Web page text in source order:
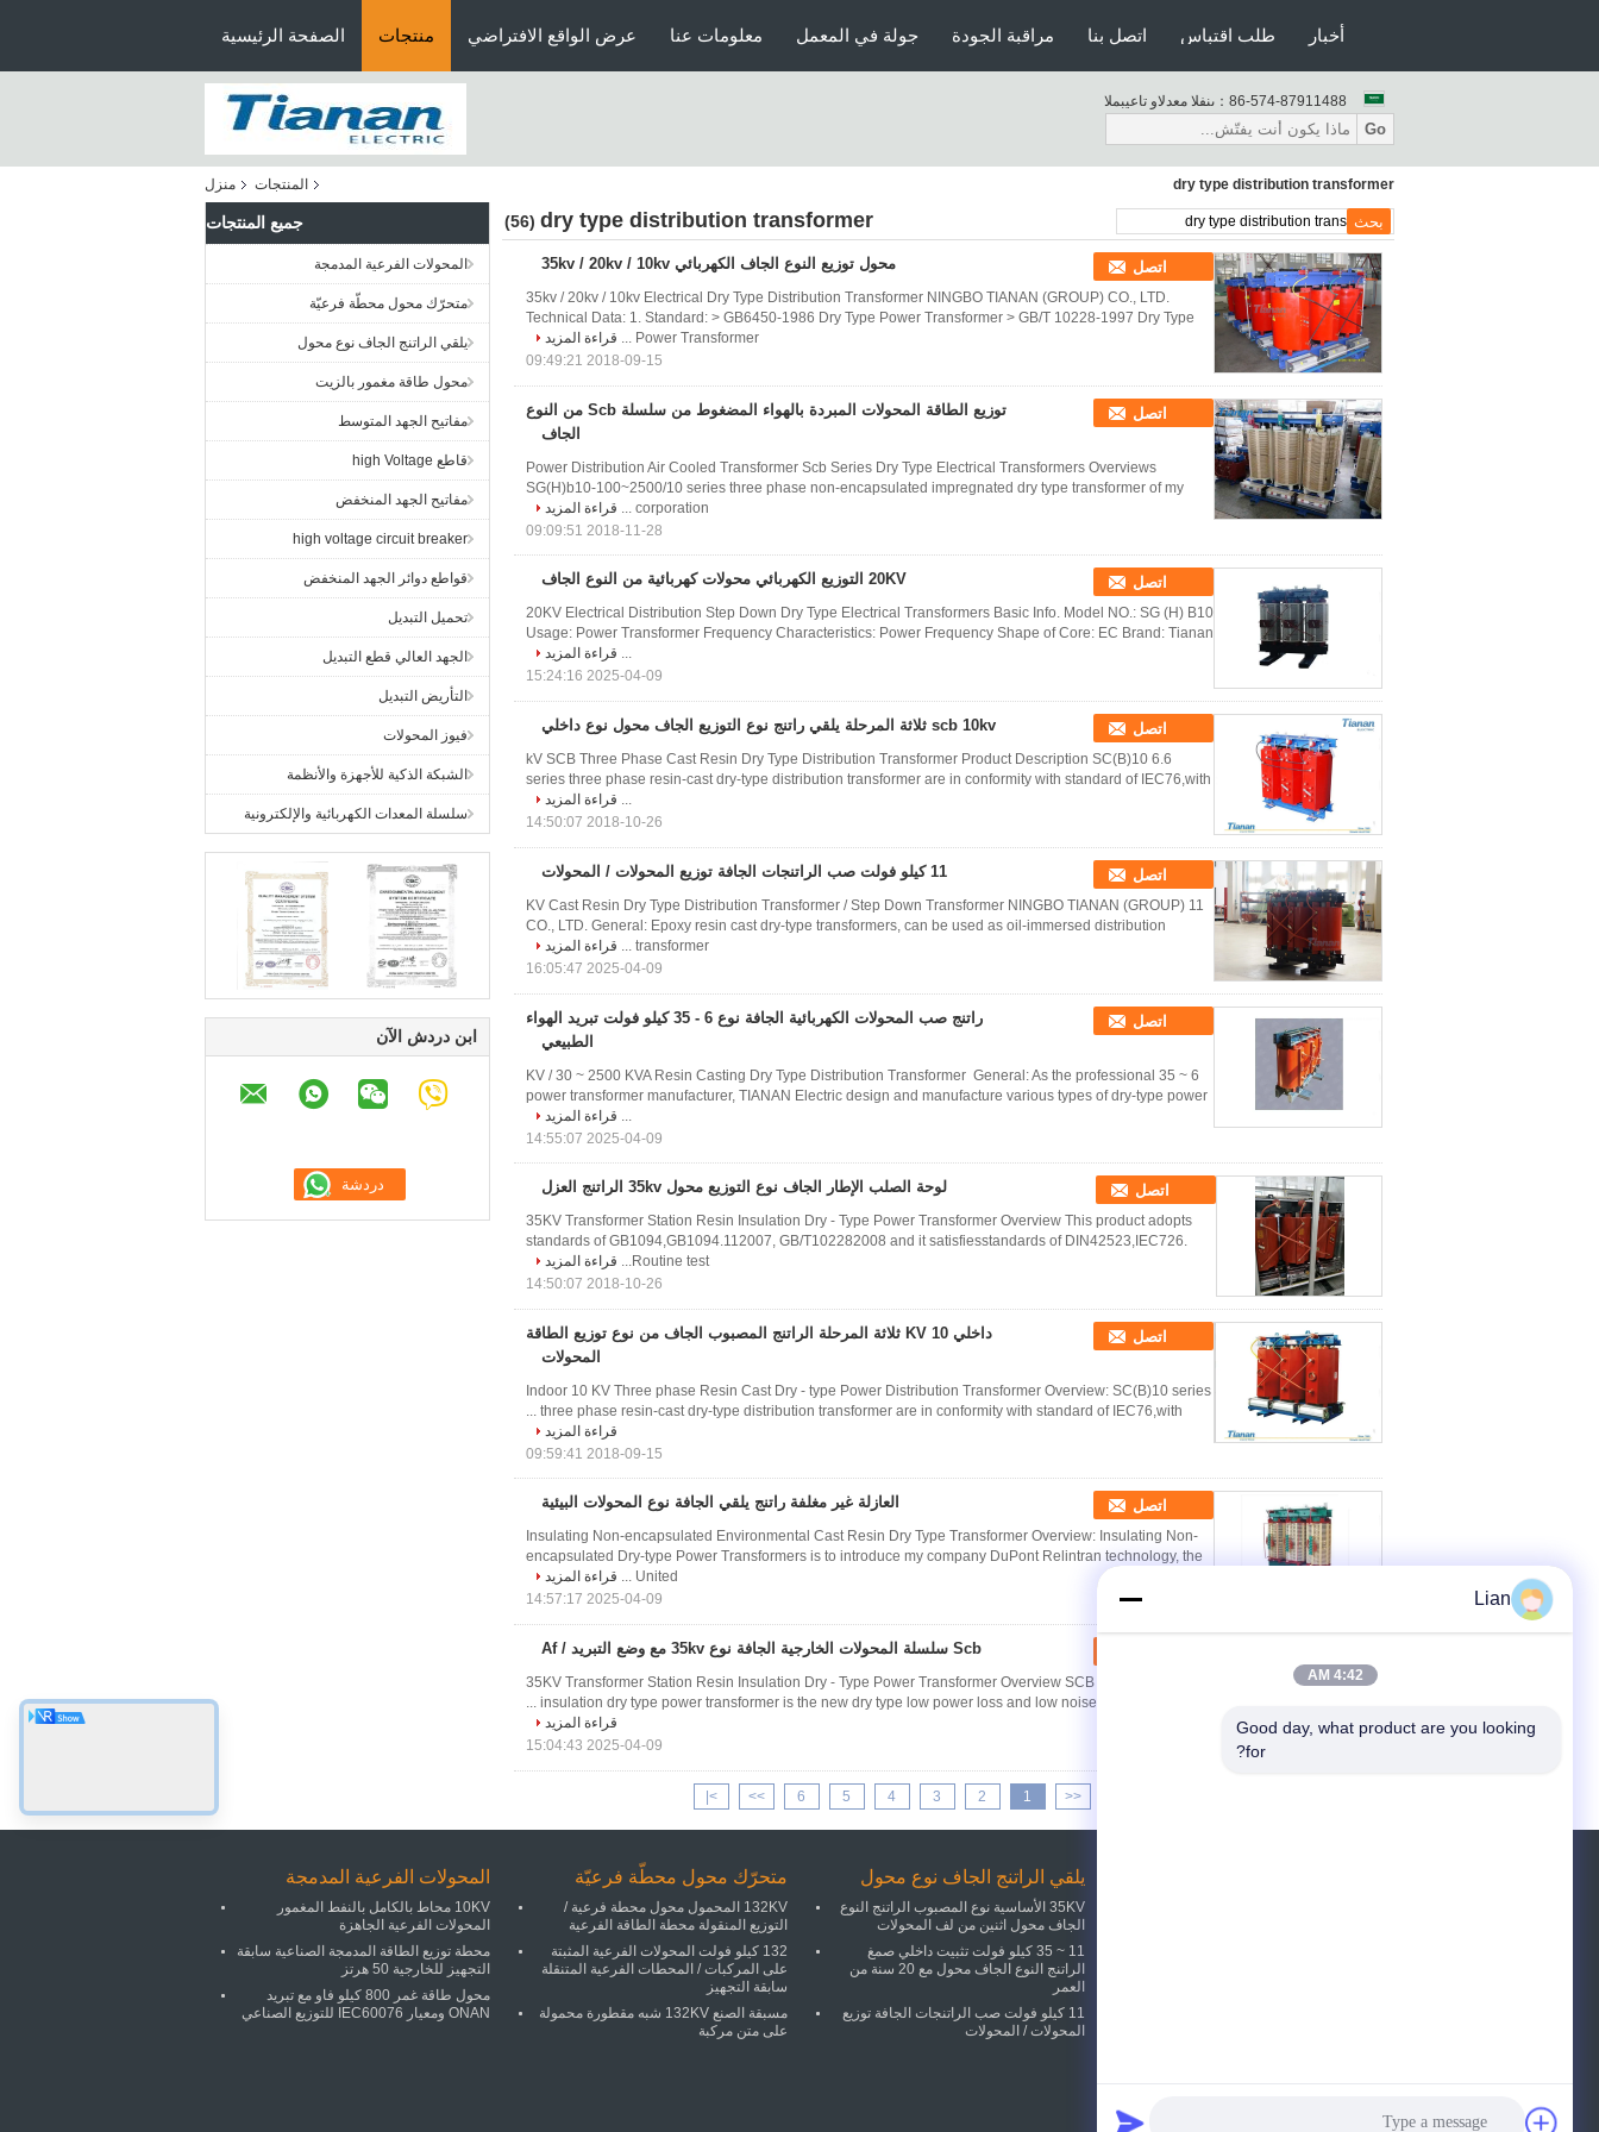
الصفحة الرئيسية منتجات عرض الواقع الافتراضي معلومات عنا جولة في المعمل مراقبة الجودة اتصل بنا طلب اقتباس أخبار
المبيعات والدعم الفنى： 86-574-87911488
Go
منزل المنتجات dry type distribution transformer
جميع المنتجات
المحولات الفرعية المدمجة
متحرّك محول محطّة فرعيّة
يلقي الراتنج الجاف نوع محول
محول طاقة مغمور بالزيت
مفاتيح الجهد المتوسط
قاطع high Voltage
مفاتيح الجهد المنخفض
high voltage circuit breaker
قواطع دوائر الجهد المنخفض
تحميل التبديل
الجهد العالي قطع التبديل
التأريض التبديل
فيوز المحولات
الشبكة الذكية للأجهزة والأنظمة
سلسلة المعدات الكهربائية والإلكترونية
ابن دردش الآن
dry type distribution transformer
(56)
محول توزيع النوع الجاف الكهربائي 35kv / 20kv / 10kv اتصل
35kv / 20kv / 10kv Electrical Dry Type Distribution Transformer NINGBO TIANAN (GROUP) CO., LTD.
Technical Data: 1. Standard: > GB6450-1986 Dry Type Power Transformer > GB/T 10228-1997 Dry Type
Power Transformer ...
قراءة المزيد
2018-09-15 09:49:21
توزيع الطاقة المحولات المبردة بالهواء المضغوط من سلسلة Scb من النوع
الجاف
اتصل
Power Distribution Air Cooled Transformer Scb Series Dry Type Electrical Transformers Overviews
SG(H)b10-100~2500/10 series three phase non-encapsulated impregnated dry type transformer of my
corporation ...
قراءة المزيد
2018-11-28 09:09:51
20KV التوزيع الكهربائي محولات كهربائية من النوع الجاف اتصل
20KV Electrical Distribution Step Down Dry Type Electrical Transformers Basic Info. Model NO.: SG (H) B10
Usage: Power Transformer Frequency Characteristics: Power Frequency Shape of Core: EC Brand: Tianan
... قراءة المزيد
2025-04-09 15:24:16
scb 10kv ثلاثة المرحلة يلقي راتنج نوع التوزيع الجاف محول نوع داخلي اتصل
6.6 kV SCB Three Phase Cast Resin Dry Type Distribution Transformer Product Description SC(B)10
series three phase resin-cast dry-type distribution transformer are in conformity with standard of IEC76,with
... قراءة المزيد
2018-10-26 14:50:07
11 كيلو فولت صب الراتنجات الجافة توزيع المحولات / المحولات اتصل
11 KV Cast Resin Dry Type Distribution Transformer / Step Down Transformer NINGBO TIANAN (GROUP)
CO., LTD. General: Epoxy resin cast dry-type transformers, can be used as oil-immersed distribution
transformer ...
قراءة المزيد
2025-04-09 16:05:47
راتنج صب المحولات الكهربائية الجافة نوع 6 - 35 كيلو فولت تبريد الهواء
الطبيعي
اتصل
6 ~ 35 KV / 30 ~ 2500 KVA Resin Casting Dry Type Distribution Transformer ​ General: As the professional
power transformer manufacturer, TIANAN Electric design and manufacture various types of dry-type power
... قراءة المزيد
2025-04-09 14:55:07
لوحة الصلب الإطار الجاف نوع التوزيع محول 35kv الراتنج العزل اتصل
35KV Transformer Station Resin Insulation Dry - Type Power Transformer Overview This product adopts
standards of GB1094,GB1094.112007, GB/T102282008 and it satisfiesstandards of DIN42523,IEC726.
Routine test...
قراءة المزيد
2018-10-26 14:50:07
داخلي 10 KV ثلاثة المرحلة الراتنج المصبوب الجاف من نوع توزيع الطاقة
المحولات
اتصل
Indoor 10 KV Three phase Resin Cast Dry - type Power Distribution Transformer​ Overview: SC(B)10 series
three phase resin-cast dry-type distribution transformer are in conformity with standard of IEC76,with ...
قراءة المزيد
2018-09-15 09:59:41
العازلة غير مغلفة راتنج يلقي الجافة نوع المحولات البيئية اتصل
Insulating Non-encapsulated Environmental Cast Resin Dry Type Transformer Overview: Insulating Non-
encapsulated Dry-type Power Transformers is to introduce my company DuPont Relintran technology, the
United ...
قراءة المزيد
2025-04-09 14:57:17
Scb سلسلة المحولات الخارجية الجافة نوع 35kv مع وضع التبريد / Af
35KV Transformer Station Resin Insulation Dry - Type Power Transformer Overview SCB series resin
insulation dry type power transformer is the new dry type low power loss and low noise, it imported FRVT ...
قراءة المزيد
2025-04-09 15:04:43
<<
1
2
3
4
5
6
>>
>|
المحولات الفرعية المدمجة
10KV محاط بالكامل بالنفط المغمور
المحولات الفرعية الجاهزة
محطة توزيع الطاقة المدمجة الصناعية سابقة
التجهيز للخارجية 50 هرتز
محول طاقة غمر 800 كيلو فاو مع تبريد
ONAN ومعيار IEC60076 للتوزيع الصناعي
متحرّك محول محطّة فرعيّة
132KV المحمول محول محطة فرعية /
التوزيع المنقولة محطة الطاقة الفرعية
132 كيلو فولت المحولات الفرعية المثبتة
على المركبات / المحطات الفرعية المتنقلة
سابقة التجهيز
مسبقة الصنع 132KV شبه مقطورة محمولة
على متن مركبة
يلقي الراتنج الجاف نوع محول
35KV الأساسية نوع المصبوب الراتنج النوع
الجاف محول اثنين من لف المحولات
11 ~ 35 كيلو فولت تثبيت داخلي صمغ
الراتنج النوع الجاف محول مع 20 سنة من
العمر
11 كيلو فولت صب الراتنجات الجافة توزيع
المحولات / المحولات
Lian
4:42 AM
Good day, what product are you looking
for?